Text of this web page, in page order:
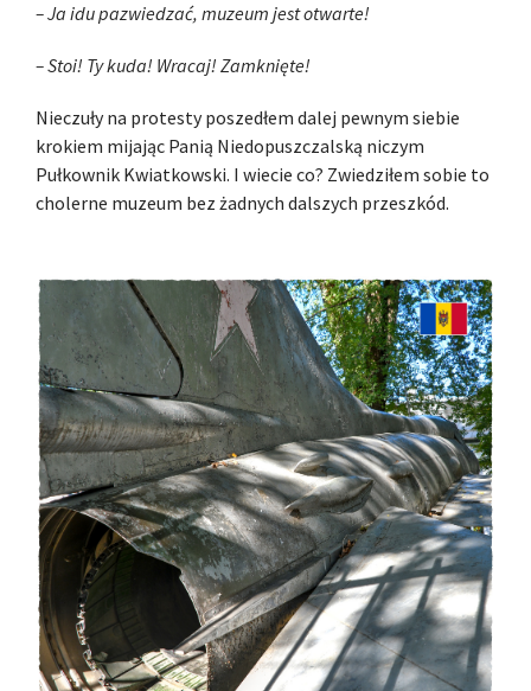
– Ja idu pazwiedzać, muzeum jest otwarte!
– Stoi! Ty kuda! Wracaj! Zamknięte!
Nieczuły na protesty poszedłem dalej pewnym siebie
krokiem mijając Panią Niedopuszczalską niczym
Pułkownik Kwiatkowski. I wiecie co? Zwiedziłem sobie to
cholerne muzeum bez żadnych dalszych przeszkód.